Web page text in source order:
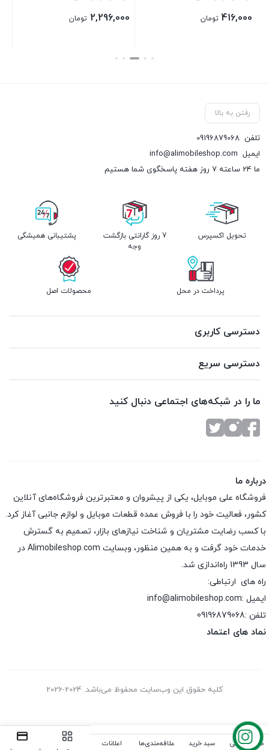
416,000 تومان 2,296,000 تومان
بستن
رفتن به بالا
تلفن 09196879068
ایمیل info@alimobileshop.com
ما 24 ساعته 7 روز هفته پاسخگوی شما هستیم
تحویل اکسپرس
7 روز گارانتی بازگشت
وجه
پشتیبانی همیشگی
پرداخت در محل محصولات اصل
دسترسی کاربری
دسترسی سریع
ما را در شبکه‌های اجتماعی دنبال کنید
درباره ما
فروشگاه علی موبایل، یکی از پیشروان و معتبرترین فروشگاه‌های آنلاین
کشور، فعالیت خود را با فروش عمده قطعات موبایل و لوازم جانبی آغاز کرد.
با کسب رضایت مشتریان و شناخت نیازهای بازار، تصمیم به گسترش
خدمات خود گرفت و به همین منظور، وبسایت Alimobileshop.com در
سال 1393 راه‌اندازی شد.
راه های ارتباطی:
ایمیل :info@alimobileshop.com
تلفن :09196879068
نماد های اعتماد
کلیه حقوق این وب‌سایت محفوظ می‌باشد. 2024-2026
صفحه اصلی سبد خرید علاقه‌مندی‌ها
اعلانات